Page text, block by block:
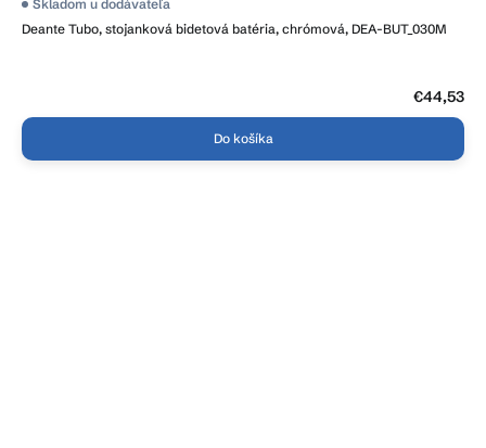
Deante Tubo, stojanková bidetová batéria, chrómová, DEA-BUT_030M
Skladom u dodávateľa
€44,53
Do košíka